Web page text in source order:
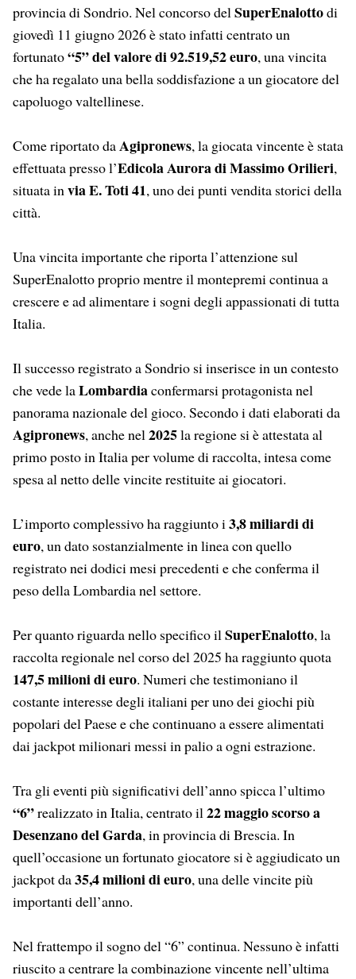
provincia di Sondrio. Nel concorso delSuperEnalottodi
giovedì 11 giugno 2026 è stato infatti centrato un
fortunato“5” del valore di 92.519,52 euro, una vincita
che ha regalato una bella soddisfazione a un giocatore del
capoluogo valtellinese.
Come riportato daAgipronews, la giocata vincente è stata
effettuata presso l’Edicola Aurora di Massimo Orilieri,
situata invia E. Toti 41, uno dei punti vendita storici della
città.
Una vincita importante che riporta l’attenzione sul
SuperEnalotto proprio mentre il montepremi continua a
crescere e ad alimentare i sogni degli appassionati di tutta
Italia.
Il successo registrato a Sondrio si inserisce in un contesto
che vede laLombardiaconfermarsi protagonista nel
panorama nazionale del gioco. Secondo i dati elaborati da
Agipronews, anche nel2025la regione si è attestata al
primo posto in Italia per volume di raccolta, intesa come
spesa al netto delle vincite restituite ai giocatori.
L’importo complessivo ha raggiunto i3,8 miliardi di
euro, un dato sostanzialmente in linea con quello
registrato nei dodici mesi precedenti e che conferma il
peso della Lombardia nel settore.
Per quanto riguarda nello specifico ilSuperEnalotto, la
raccolta regionale nel corso del 2025 ha raggiunto quota
147,5 milioni di euro. Numeri che testimoniano il
costante interesse degli italiani per uno dei giochi più
popolari del Paese e che continuano a essere alimentati
dai jackpot milionari messi in palio a ogni estrazione.
Tra gli eventi più significativi dell’anno spicca l’ultimo
“6”realizzato in Italia, centrato il22 maggio scorso a
Desenzano del Garda, in provincia di Brescia. In
quell’occasione un fortunato giocatore si è aggiudicato un
jackpot da35,4 milioni di euro, una delle vincite più
importanti dell’anno.
Nel frattempo il sogno del “6” continua. Nessuno è infatti
riuscito a centrare la combinazione vincente nell’ultima